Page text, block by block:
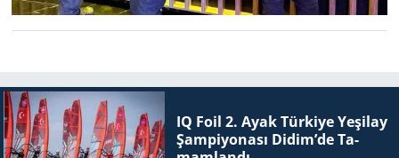
IQ Foil 2. Ayak Tür­ki­ye Ye­şi­lay
Şam­pi­yo­na­sı Didim’de Ta­